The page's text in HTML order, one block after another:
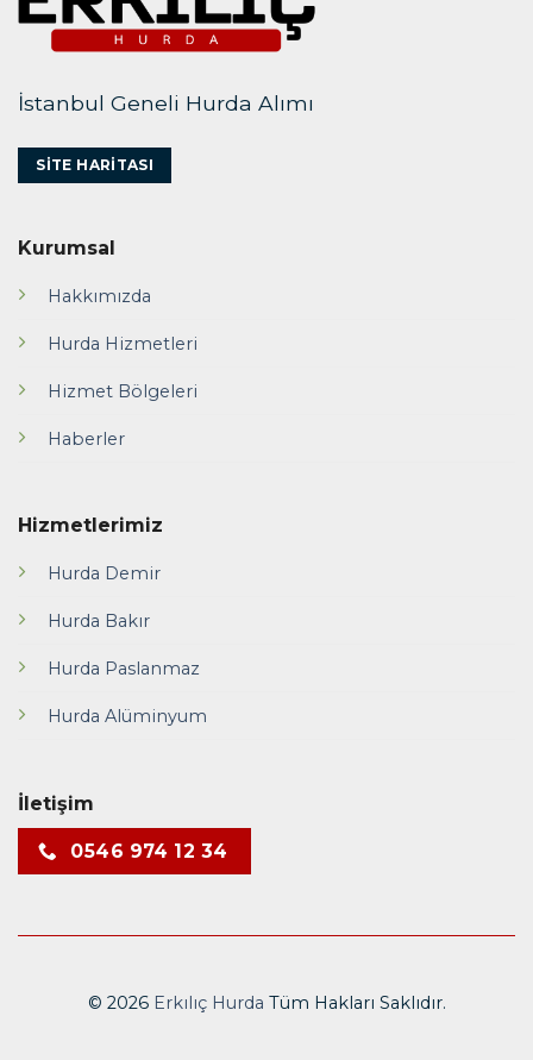
İstanbul Geneli Hurda Alımı
SITE HARITASI
Kurumsal
Hakkımızda
Hurda Hizmetleri
Hizmet Bölgeleri
Haberler
Hizmetlerimiz
Hurda Demir
Hurda Bakır
Hurda Paslanmaz
Hurda Alüminyum
İletişim
0546 974 12 34
© 2026 Erkılıç Hurda Tüm Hakları Saklıdır.